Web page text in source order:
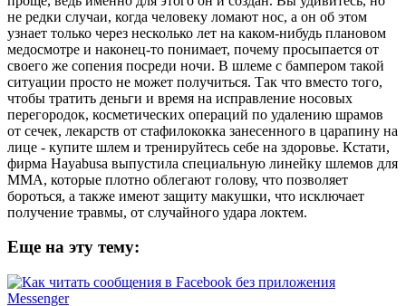
не редки случаи, когда человеку ломают нос, а он об этом
узнает только через несколько лет на каком-нибудь плановом
медосмотре и наконец-то понимает, почему просыпается от
своего же сопения посреди ночи. В шлеме с бампером такой
ситуации просто не может получиться. Так что вместо того,
чтобы тратить деньги и время на исправление носовых
перегородок, косметических операций по удалению шрамов
от сечек, лекарств от стафилококка занесенного в царапину на
лице - купите шлем и тренируйтесь себе на здоровье. Кстати,
фирма Hayabusa выпустила специальную линейку шлемов для
ММА, которые плотно облегают голову, что позволяет
бороться, а также имеют защиту макушки, что исключает
получение травмы, от случайного удара локтем.
Еще на эту тему: